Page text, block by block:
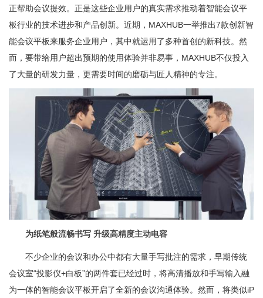
正帮助会议提效。正是这些企业用户的真实需求推动着智能会议平
板行业的技术进步和产品创新。近期，MAXHUB一举推出7款创新智
能会议平板来服务企业用户，其中就运用了多种首创的新科技。然
而，要带给用户超出预期的使用体验并非易事，MAXHUB不仅投入
了大量的研发力量，更需要时间的磨砺与匠人精神的专注。
为纸笔般流畅书写 升级高精度主动电容
不少企业的会议和办公中都有大量手写批注的需求，早期传统
会议室“投影仪+白板”的两件套已经过时，将高清播放和手写输入融
为一体的智能会议平板开启了全新的会议沟通体验。然而，将类似iP